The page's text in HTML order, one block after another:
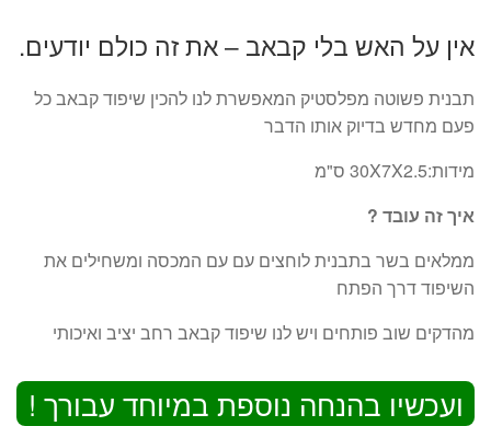
אין על האש בלי קבאב – את זה כולם יודעים.
תבנית פשוטה מפלסטיק המאפשרת לנו להכין שיפוד קבאב כל
פעם מחדש בדיוק אותו הדבר
מידות:30X7X2.5 ס"מ
איך זה עובד ?
ממלאים בשר בתבנית לוחצים עם עם המכסה ומשחילים את
השיפוד דרך הפתח
מהדקים שוב פותחים ויש לנו שיפוד קבאב רחב יציב ואיכותי
ועכשיו בהנחה נוספת במיוחד עבורך !